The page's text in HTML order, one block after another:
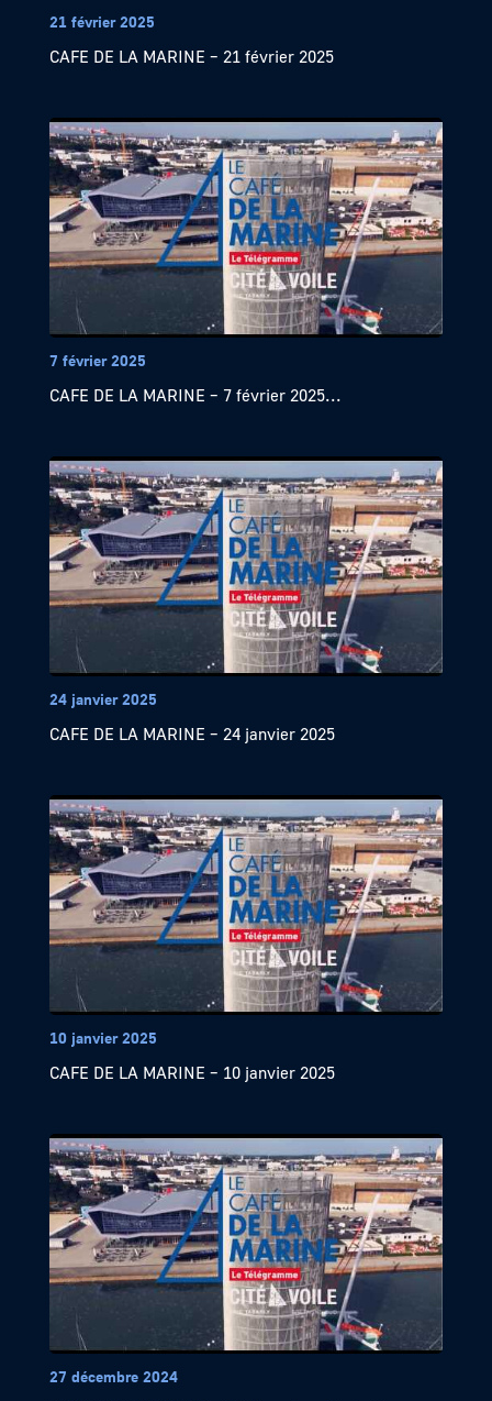
21 février 2025
CAFE DE LA MARINE – 21 février 2025
7 février 2025
CAFE DE LA MARINE – 7 février 2025...
24 janvier 2025
CAFE DE LA MARINE – 24 janvier 2025
10 janvier 2025
CAFE DE LA MARINE – 10 janvier 2025
27 décembre 2024